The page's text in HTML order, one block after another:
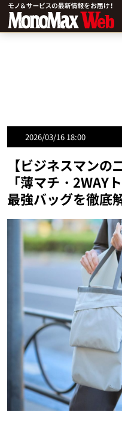
2026/03/16 18:00
【ビジネスマン
「薄マチ・2WAY
最強バッグを徹底